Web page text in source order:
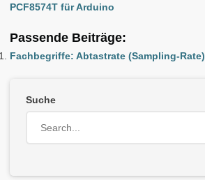
PCF8574T für Arduino
Passende Beiträge:
Fachbegriffe: Abtastrate (Sampling-Rate)
Suche